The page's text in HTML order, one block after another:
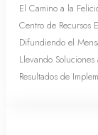
El Camino a la
Centro de Recursos
Difundiendo el
Llevando
Resultados de